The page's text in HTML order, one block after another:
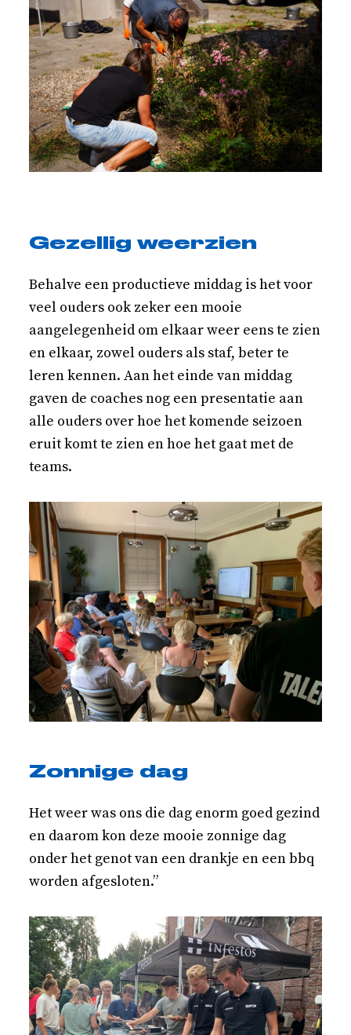
Gezellig weerzien
Behalve een productieve middag is het voor
veel ouders ook zeker een mooie
aangelegenheid om elkaar weer eens te zien
en elkaar, zowel ouders als staf, beter te
leren kennen. Aan het einde van middag
gaven de coaches nog een presentatie aan
alle ouders over hoe het komende seizoen
eruit komt te zien en hoe het gaat met de
teams.
Zonnige dag
Het weer was ons die dag enorm goed gezind
en daarom kon deze mooie zonnige dag
onder het genot van een drankje en een bbq
worden afgesloten.”